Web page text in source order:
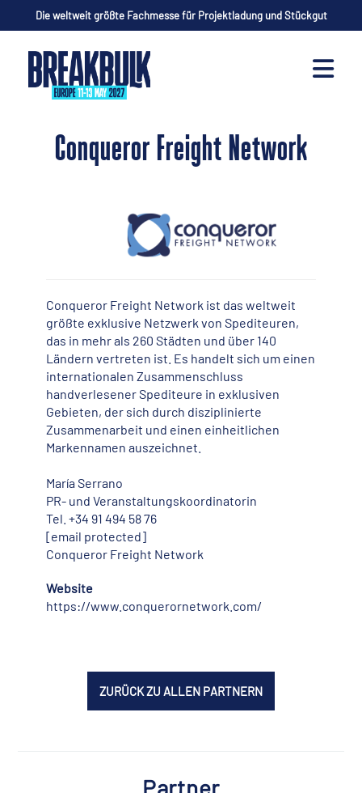
Die weltweit größte Fachmesse für Projektladung und Stückgut
Conqueror Freight Network
Conqueror Freight Network ist das weltweit
größte exklusive Netzwerk von Spediteuren,
das in mehr als 260 Städten und über 140
Ländern vertreten ist. Es handelt sich um einen
internationalen Zusammenschluss
handverlesener Spediteure in exklusiven
Gebieten, der sich durch disziplinierte
Zusammenarbeit und einen einheitlichen
Markennamen auszeichnet.
María Serrano
PR- und Veranstaltungskoordinatorin
Tel. +34 91 494 58 76
[email protected]
Conqueror Freight Network
Website
https://www.conquerornetwork.com/
ZURÜCK ZU ALLEN PARTNERN
Partner